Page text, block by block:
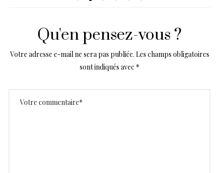
Qu'en pensez-vous ?
Votre adresse e-mail ne sera pas publiée. Les champs obligatoires
sont indiqués avec *